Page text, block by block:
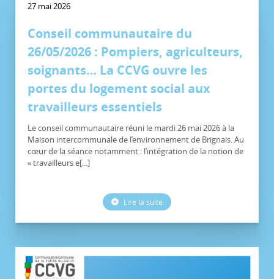
27 mai 2026
Conseil communautaire du
26/05/2026 : Pompiers, agriculteurs,
soignants… La CCVG ouvre les
portes du logement social aux
travailleurs essentiels
Le conseil communautaire réuni le mardi 26 mai 2026 à la
Maison intercommunale de l’environnement de Brignais. Au
cœur de la séance notamment : l’intégration de la notion de
« travailleurs e[...]
Lire la suite